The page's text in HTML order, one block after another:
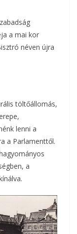
a mai kor
néven újra
töltőállomás,
lenni a
a Parlamenttől.
a